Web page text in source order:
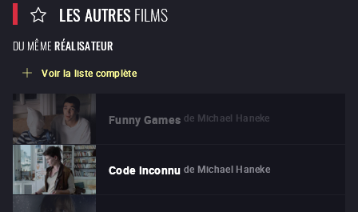
LES AUTRESFILMS
DU MÊME RÉALISATEUR
Voir la liste complète
Funny Games de Michael Haneke
Code inconnu de Michael Haneke